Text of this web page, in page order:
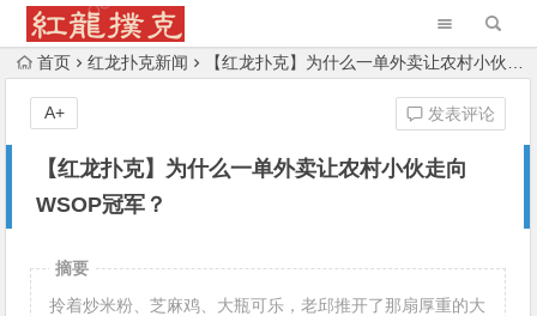
首页 红龙扑克新闻 【红龙扑克】为什么一单外卖让农村小伙走向WSOP冠军？
【红龙扑克】为什么一单外卖让农村小伙走向
WSOP冠军？
发表评论
A+
摘要
拎着炒米粉、芝麻鸡、大瓶可乐，老邱推开了那扇厚重的大